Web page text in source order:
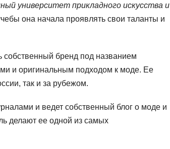
университет прикладного искусства и
она начала проявлять свои таланты и
бренд под названием
и оригинальным подходом к моде. Ее
так и за рубежом.
и ведет собственный блог о моде и
делают ее одной из самых